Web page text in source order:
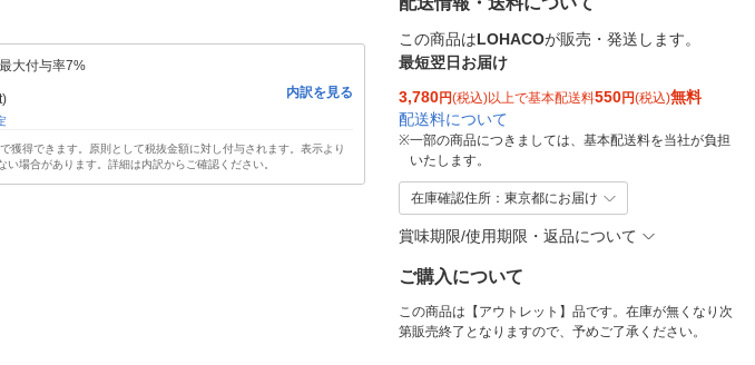
最大付与率7%
内訳を見る
獲得できます。原則として税抜金額に対し付与されます。表示より
い場合があります。詳細は内訳からご確認ください。
この商品はLOHACOが販売・発送します。
最短翌日お届け
3,780円(税込)以上で基本配送料550円(税込)無料
配送料について
※一部の商品につきましては、基本配送料を当社が負担
いたします。
在庫確認住所：東京都にお届け
賞味期限/使用期限・返品について
ご購入について
この商品は【アウトレット】品です。在庫が無くなり次
第販売終了となりますので、予めご了承ください。